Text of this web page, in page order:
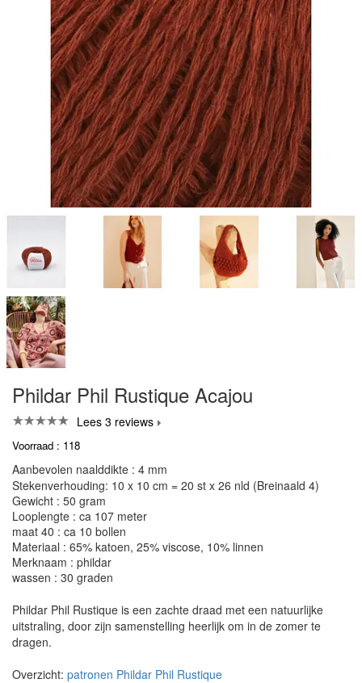
Phildar Phil Rustique Acajou
Lees 3 reviews
Voorraad : 118
Aanbevolen naalddikte : 4 mm
Stekenverhouding: 10 x 10 cm = 20 st x 26 nld (Breinaald 4)
Gewicht : 50 gram
Looplengte : ca 107 meter
maat 40 : ca 10 bollen
Materiaal : 65% katoen, 25% viscose, 10% linnen
Merknaam : phildar
wassen : 30 graden
Phildar Phil Rustique is een zachte draad met een natuurlijke
uitstraling, door zijn samenstelling heerlijk om in de zomer te
dragen.
Overzicht: patronen Phildar Phil Rustique